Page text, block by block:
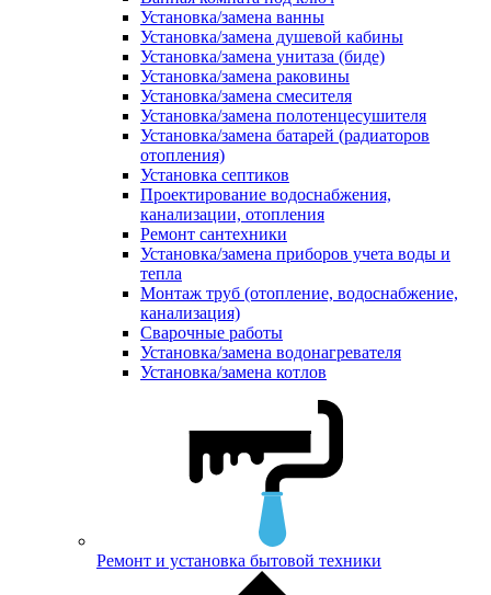
Установка/замена ванны
Установка/замена душевой кабины
Установка/замена унитаза (биде)
Установка/замена раковины
Установка/замена смесителя
Установка/замена полотенцесушителя
Установка/замена батарей (радиаторов
отопления)
Установка септиков
Проектирование водоснабжения,
канализации, отопления
Ремонт сантехники
Установка/замена приборов учета воды и
тепла
Монтаж труб (отопление, водоснабжение,
канализация)
Сварочные работы
Установка/замена водонагревателя
Установка/замена котлов
Ремонт и установка бытовой техники